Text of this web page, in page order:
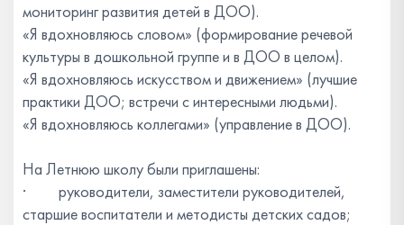
мониторинг развития детей в ДОО).
«Я вдохновляюсь словом» (формирование речевой
культуры в дошкольной группе и в ДОО в целом).
«Я вдохновляюсь искусством и движением» (лучшие
практики ДОО; встречи с интересными людьми).
«Я вдохновляюсь коллегами» (управление в ДОО).
На Летнюю школу были приглашены:
· руководители, заместители руководителей,
старшие воспитатели и методисты детских садов;